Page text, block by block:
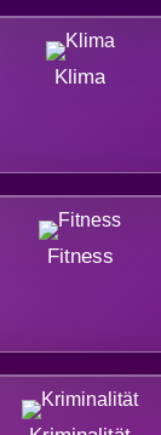
Klima
Fitness